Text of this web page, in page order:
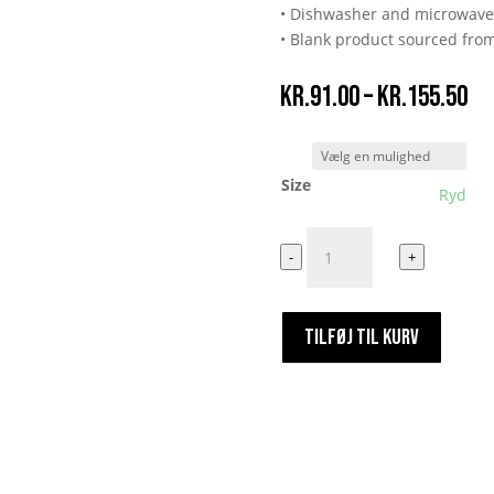
• Dishwasher and
• Blank product sourced
kr.91.00–kr.155.50
Size Ryd
Endnu
en
endu
kop
- +
TILFØJ TIL KURV